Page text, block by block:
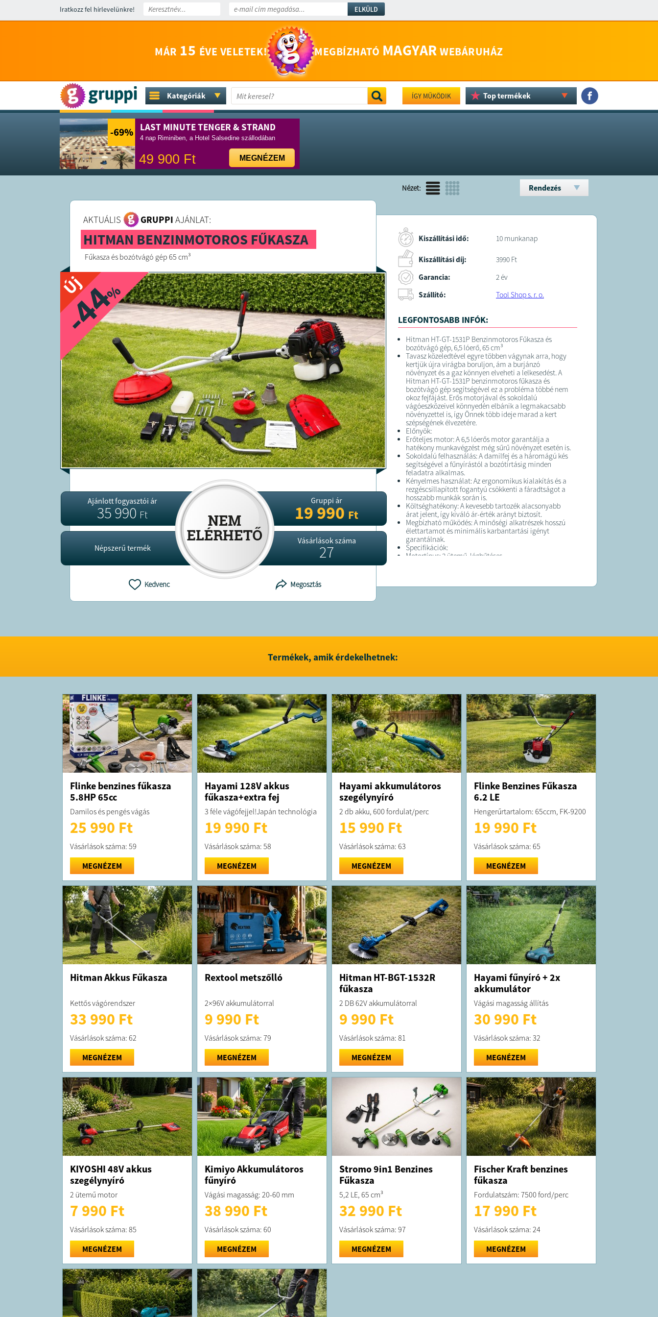
Iratkozz fel hírlevelünkre! ELKÜLD
MÁR 15 ÉVE VELETEK! MEGBÍZHATÓ MAGYAR WEBÁRUHÁZ
Kategóriák ÍGY MŰKÖDIK Top termékek
-69% LAST MINUTE TENGER & STRAND
4 nap Riminiben, a Hotel Salsedine szállodában
49 900 Ft MEGNÉZEM
Nézet: Rendezés
AKTUÁLIS GRUPPI AJÁNLAT:
HITMAN BENZINMOTOROS FŰKASZA
Fűkasza és bozótvágó gép 65 cm³
Új
-44
%
Ajánlott fogyasztói ár
35 990Ft
Népszerű termék
Gruppi ár
19 990Ft
Vásárlások száma
27
Kedvenc Megosztás
Kiszállítási idő: 10 munkanap
Kiszállítási díj:
3990 Ft
Garancia:
2 év
Szállító:
Tool Shop s. r. o.
LEGFONTOSABB INFÓK:
Hitman HT-GT-1531P Benzinmotoros Fűkasza és
bozótvágó gép, 6,5 lóerő, 65 cm³
Tavasz közeledtével egyre többen vágynak arra, hogy
kertjük újra virágba boruljon, ám a burjánzó
növényzet és a gaz könnyen elveheti a lelkesedést. A
Hitman HT-GT-1531P benzinmotoros fűkasza és
bozótvágó gép segítségével ez a probléma többé nem
okoz fejfájást. Erős motorjával és sokoldalú
vágóeszközeivel könnyedén elbánik a legmakacsabb
növényzettel is, így Önnek több ideje marad a kert
szépségének élvezetére.
Előnyök:
Erőteljes motor: A 6,5 lóerős motor garantálja a
hatékony munkavégzést még sűrű növényzet esetén is.
Sokoldalú felhasználás: A damilfej és a háromágú kés
segítségével a fűnyírástól a bozótirtásig minden
feladatra alkalmas.
Kényelmes használat: Az ergonomikus kialakítás és a
rezgéscsillapított fogantyú csökkenti a fáradtságot a
hosszabb munkák során is.
Költséghatékony: A kevesebb tartozék alacsonyabb
árat jelent, így kiváló ár-érték arányt biztosít.
Megbízható működés: A minőségi alkatrészek hosszú
élettartamot és minimális karbantartási igényt
garantálnak.
Specifikációk:
Motortípus: 2 ütemű, léghűtéses
damillal), élezett háromágú kés
Karton csomagolás.
kiszállításra kerül
A termék forgalmazója a Tool Shop s. r.
o.,toolshop.ugyfelszolgalat@gmail.com
Termékek, amik érdekelhetnek:
Flinke benzines fűkasza
5.8HP 65cc
Damilos és pengés vágás
25 990 Ft
Vásárlások száma: 59
MEGNÉZEM
Hayami 128V akkus
fűkasza+extra fej
3 féle vágófejjel!Japán technológia
19 990 Ft
Vásárlások száma: 58
MEGNÉZEM
Hayami akkumulátoros
szegélynyíró
2 db akku, 600 fordulat/perc
15 990 Ft
Vásárlások száma: 63
MEGNÉZEM
Flinke Benzines Fűkasza
6.2 LE
Hengerűrtartalom: 65ccm, FK-9200
19 990 Ft
Vásárlások száma: 65
MEGNÉZEM
Hitman Akkus Fűkasza
Kettős vágórendszer
33 990 Ft
Vásárlások száma: 62
MEGNÉZEM
Rextool metszőlló
2×96V akkumulátorral
9 990 Ft
Vásárlások száma: 79
MEGNÉZEM
Hitman HT-BGT-1532R
fűkasza
2 DB 62V akkumulátorral
9 990 Ft
Vásárlások száma: 81
MEGNÉZEM
Hayami fűnyíró + 2x
akkumulátor
Vágási magasság állítás
30 990 Ft
Vásárlások száma: 32
MEGNÉZEM
KIYOSHI 48V akkus
szegélynyíró
2 ütemű motor
7 990 Ft
Vásárlások száma: 85
MEGNÉZEM
Kimiyo Akkumulátoros
fűnyíró
Vágási magasság: 20-60 mm
38 990 Ft
Vásárlások száma: 60
MEGNÉZEM
Stromo 9in1 Benzines
Fűkasza
5,2 LE, 65 cm³
32 990 Ft
Vásárlások száma: 97
MEGNÉZEM
Fischer Kraft benzines
fűkasza
Fordulatszám: 7500 ford/perc
17 990 Ft
Vásárlások száma: 24
MEGNÉZEM